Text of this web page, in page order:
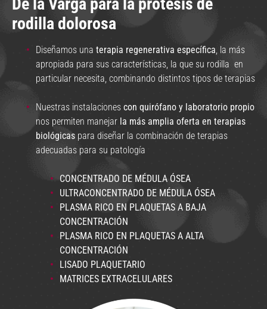
De la Varga para la prótesis de
rodilla dolorosa
Diseñamos una terapia regenerativa específica, la más
apropiada para sus características, la que su rodilla en
particular necesita, combinando distintos tipos de terapias
Nuestras instalaciones con quirófano y laboratorio propio
nos permiten manejar la más amplia oferta en terapias
biológicas para diseñar la combinación de terapias
adecuadas para su patología
CONCENTRADO DE MÉDULA ÓSEA
ULTRACONCENTRADO DE MÉDULA ÓSEA
PLASMA RICO EN PLAQUETAS A BAJA
CONCENTRACIÓN
PLASMA RICO EN PLAQUETAS A ALTA
CONCENTRACIÓN
LISADO PLAQUETARIO
MATRICES EXTRACELULARES